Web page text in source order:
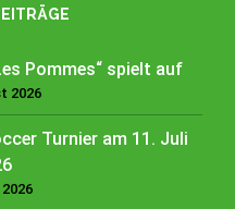
Pommes“ spielt auf
2026
Turnier am 11. Juli